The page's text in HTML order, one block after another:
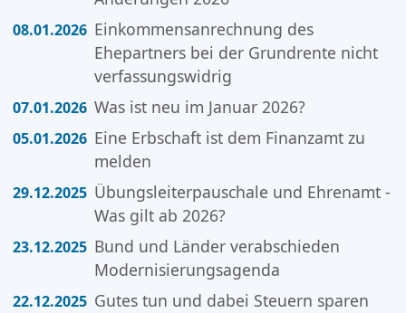
08.01.2026 Einkommensanrechnung des
Ehepartners bei der Grundrente nicht
verfassungswidrig
07.01.2026 Was ist neu im Januar 2026?
05.01.2026 Eine Erbschaft ist dem Finanzamt zu
melden
29.12.2025 Übungsleiterpauschale und Ehrenamt -
Was gilt ab 2026?
23.12.2025 Bund und Länder verabschieden
Modernisierungsagenda
22.12.2025 Gutes tun und dabei Steuern sparen